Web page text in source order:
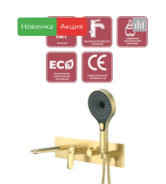
Нет в наличии
Краснодар
мало
Новосибирск
Нет в наличии
Екатеринбург
Нет в наличии
Нет в наличии
Новинка Акция